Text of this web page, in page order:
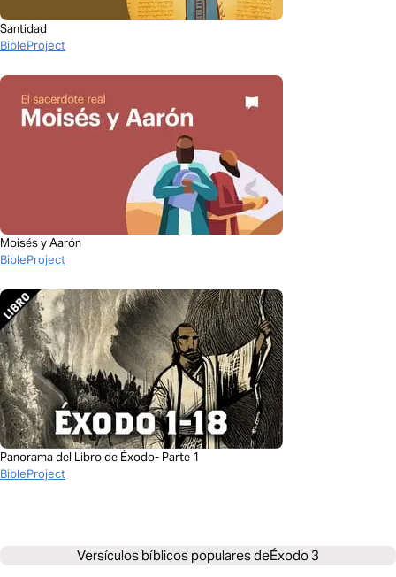
Santidad
BibleProject
Moisés y Aarón
BibleProject
Panorama del Libro de Éxodo- Parte 1
BibleProject
Versículos bíblicos populares deÉxodo 3